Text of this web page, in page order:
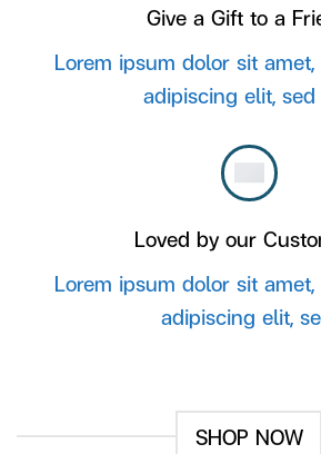
Give a Gift to a
Lorem ipsum dolor sit
adipiscing elit, sed
Loved by our
Lorem ipsum dolor sit
adipiscing elit,
SHOP NOW